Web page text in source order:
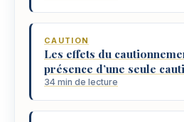
CAUTION
Les effets du
présence d’une seule
34 min de lecture